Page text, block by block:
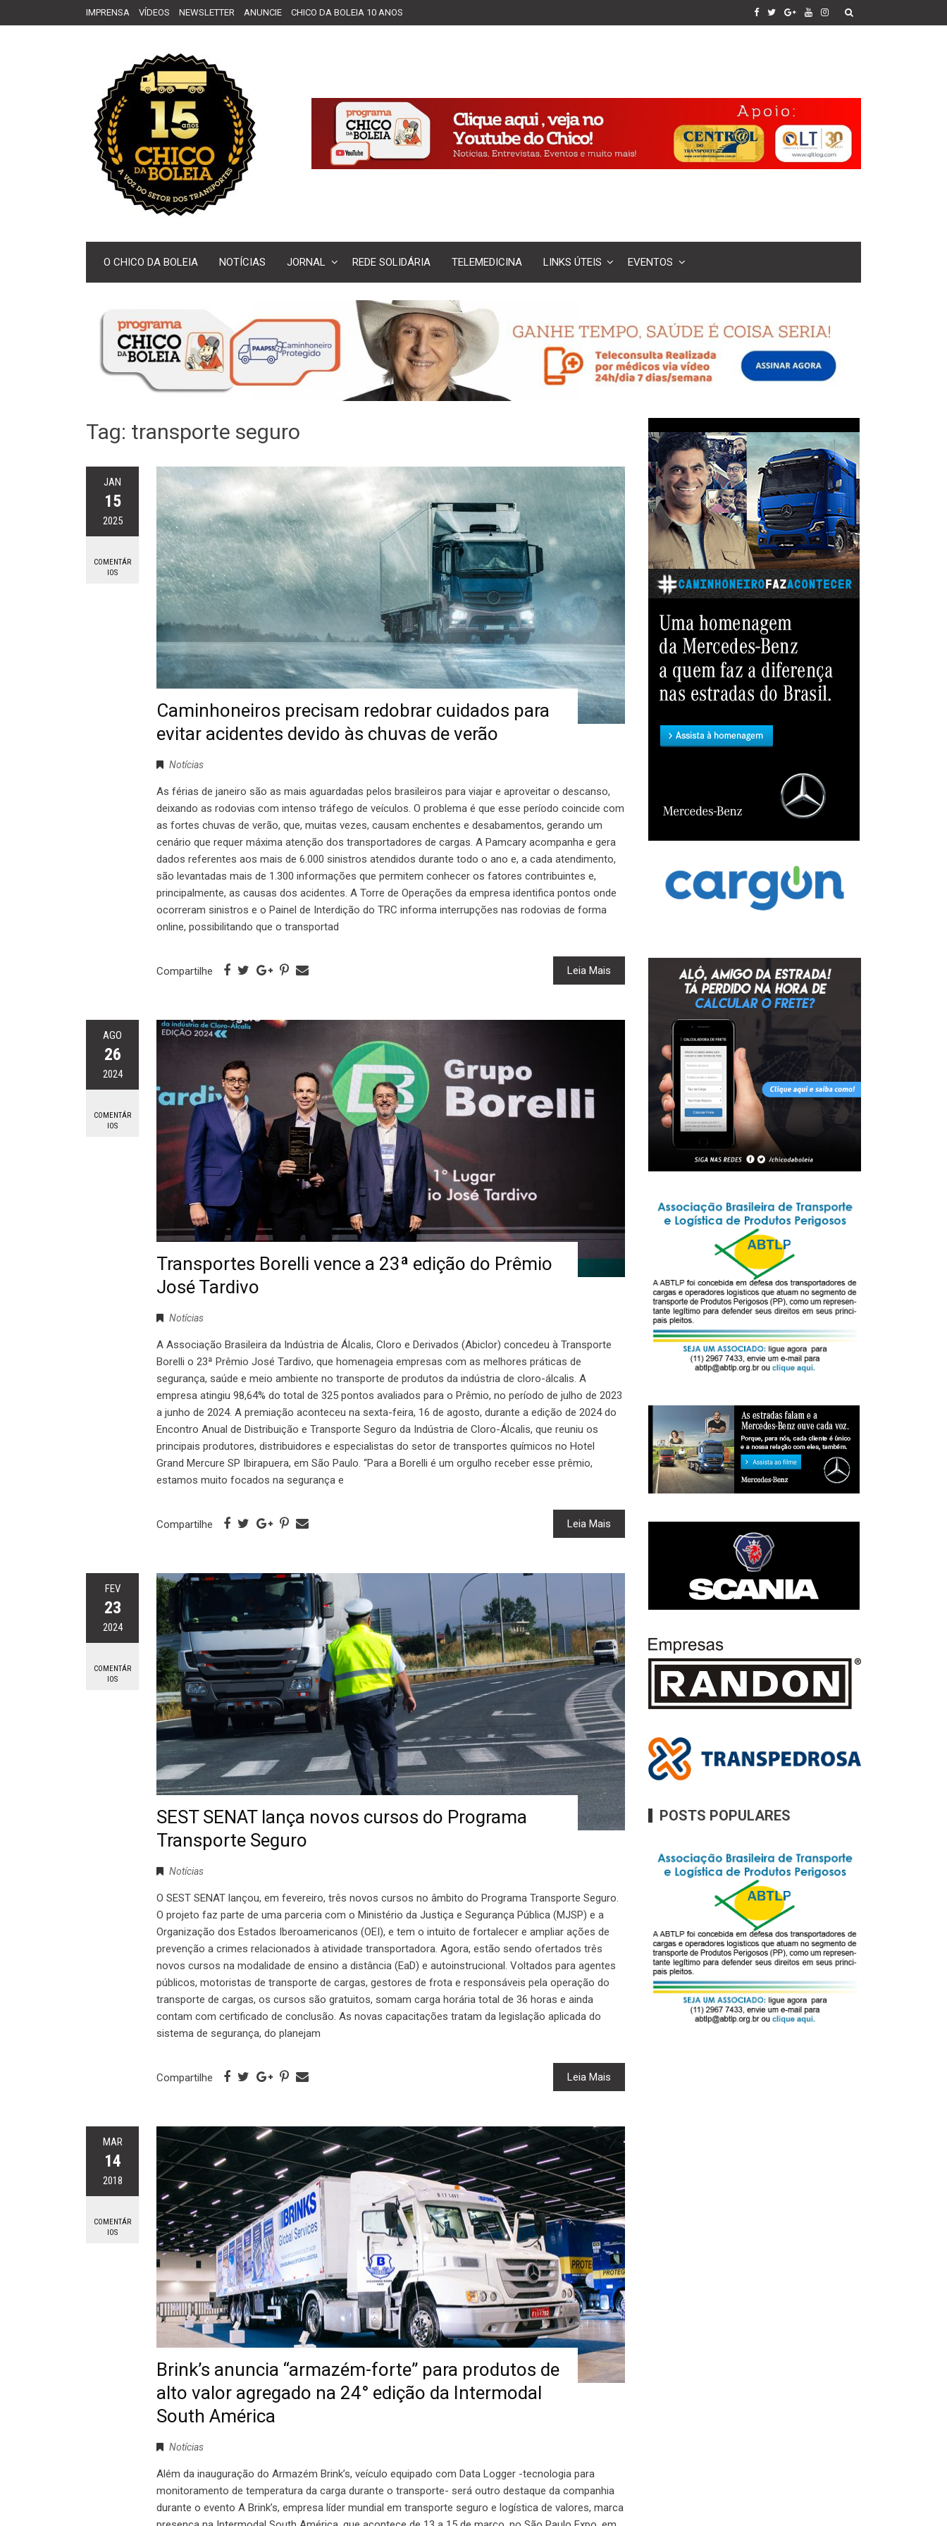
IMPRENSA VÍDEOS NEWSLETTER ANUNCIE CHICO DA BOLEIA 10 ANOS
O CHICO DA BOLEIA NOTÍCIAS JORNAL REDE SOLIDÁRIA TELEMEDICINA LINKS ÚTEIS EVENTOS
Tag: transporte seguro
JAN
15
2025
COMENTÁR
IOS
Caminhoneiros precisam redobrar cuidados para
evitar acidentes devido às chuvas de verão
Notícias
As férias de janeiro são as mais aguardadas pelos brasileiros para viajar e aproveitar o descanso,
deixando as rodovias com intenso tráfego de veículos. O problema é que esse período coincide com
as fortes chuvas de verão, que, muitas vezes, causam enchentes e desabamentos, gerando um
cenário que requer máxima atenção dos transportadores de cargas. A Pamcary acompanha e gera
dados referentes aos mais de 6.000 sinistros atendidos durante todo o ano e, a cada atendimento,
são levantadas mais de 1.300 informações que permitem conhecer os fatores contribuintes e,
principalmente, as causas dos acidentes. A Torre de Operações da empresa identifica pontos onde
ocorreram sinistros e o Painel de Interdição do TRC informa interrupções nas rodovias de forma
online, possibilitando que o transportad
Leia Mais
Compartilhe
AGO
26
2024
COMENTÁR
IOS
Transportes Borelli vence a 23ª edição do Prêmio
José Tardivo
Notícias
A Associação Brasileira da Indústria de Álcalis, Cloro e Derivados (Abiclor) concedeu à Transporte
Borelli o 23ª Prêmio José Tardivo, que homenageia empresas com as melhores práticas de
segurança, saúde e meio ambiente no transporte de produtos da indústria de cloro-álcalis. A
empresa atingiu 98,64% do total de 325 pontos avaliados para o Prêmio, no período de julho de 2023
a junho de 2024. A premiação aconteceu na sexta-feira, 16 de agosto, durante a edição de 2024 do
Encontro Anual de Distribuição e Transporte Seguro da Indústria de Cloro-Álcalis, que reuniu os
principais produtores, distribuidores e especialistas do setor de transportes químicos no Hotel
Grand Mercure SP Ibirapuera, em São Paulo. “Para a Borelli é um orgulho receber esse prêmio,
estamos muito focados na segurança e
Leia Mais
Compartilhe
FEV
23
2024
COMENTÁR
IOS
SEST SENAT lança novos cursos do Programa
Transporte Seguro
Notícias
O SEST SENAT lançou, em fevereiro, três novos cursos no âmbito do Programa Transporte Seguro.
O projeto faz parte de uma parceria com o Ministério da Justiça e Segurança Pública (MJSP) e a
Organização dos Estados Iberoamericanos (OEI), e tem o intuito de fortalecer e ampliar ações de
prevenção a crimes relacionados à atividade transportadora. Agora, estão sendo ofertados três
novos cursos na modalidade de ensino a distância (EaD) e autoinstrucional. Voltados para agentes
públicos, motoristas de transporte de cargas, gestores de frota e responsáveis pela operação do
transporte de cargas, os cursos são gratuitos, somam carga horária total de 36 horas e ainda
contam com certificado de conclusão. As novas capacitações tratam da legislação aplicada do
sistema de segurança, do planejam
Leia Mais
Compartilhe
MAR
14
2018
COMENTÁR
IOS
Brink’s anuncia “armazém-forte” para produtos de
alto valor agregado na 24° edição da Intermodal
South América
Notícias
Além da inauguração do Armazém Brink’s, veículo equipado com Data Logger -tecnologia para
monitoramento de temperatura da carga durante o transporte- será outro destaque da companhia
durante o evento A Brink’s, empresa líder mundial em transporte seguro e logística de valores, marca
POSTS POPULARES